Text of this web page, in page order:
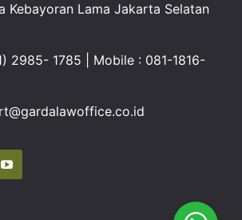
Kebayoran Lama Jakarta Selatan
2985- 1785 | Mobile : 081-1816-